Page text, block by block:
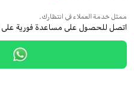
ممثل خدمة العملاء في انتظارك.
اتصل للحصول على مساعدة فورية على